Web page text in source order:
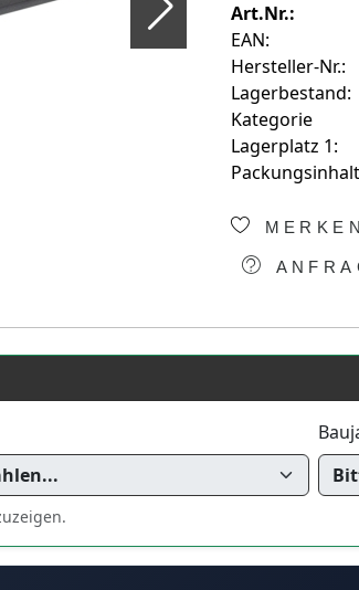
Art.Nr.:
EAN:
Hersteller-Nr.:
Lagerbestand:
Kategorie
Lagerplatz 1: